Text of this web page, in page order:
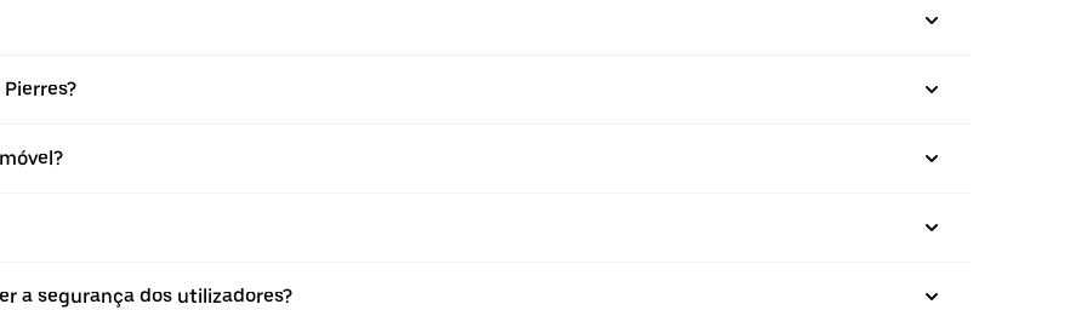
a segurança dos utilizadores?